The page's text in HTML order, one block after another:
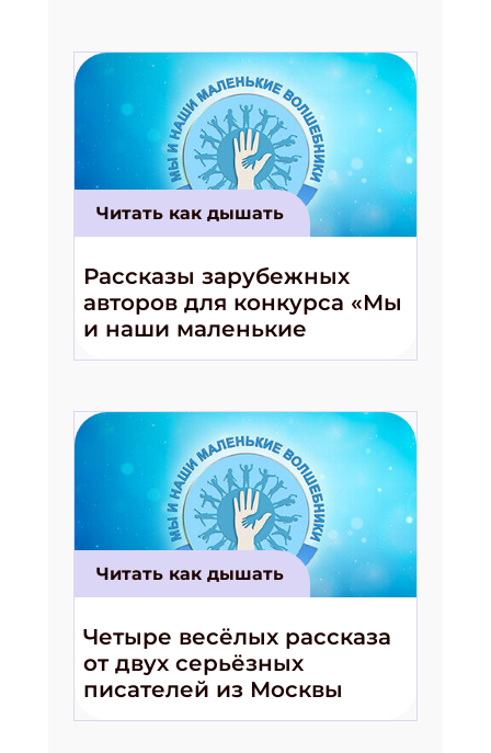
Читать как дышать
Рассказы зарубежных
авторов для конкурса «Мы
и наши маленькие
волшебники!»
Читать как дышать
Четыре весёлых рассказа
от двух серьёзных
писателей из Москвы
Подпишись на рассылку
Получи электронный "Классный журнал" в
подарок!
Укажите имя
Укажите Ваш Email
ПОДПИСАТЬСЯ